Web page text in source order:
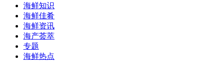
海鲜知识
海鲜佳肴
海鲜资讯
海产荟萃
专题
海鲜热点